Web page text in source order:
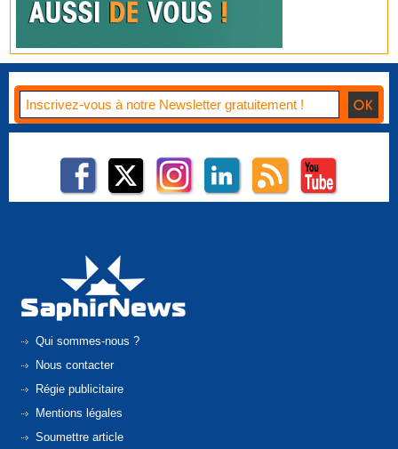
Qui sommes-nous ?
Nous contacter
Régie publicitaire
Mentions légales
Soumettre article